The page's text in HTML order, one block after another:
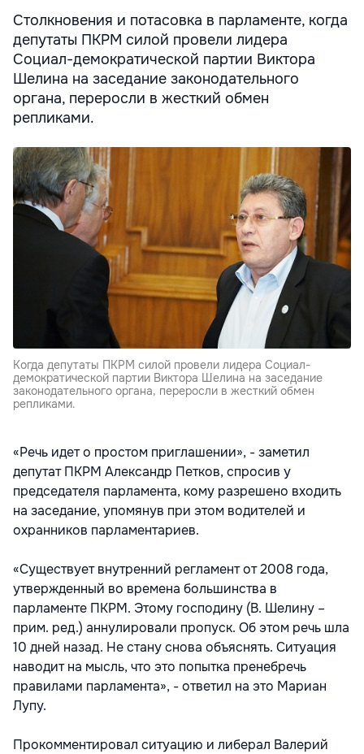
Столкновения и потасовка в парламенте, когда
депутаты ПКРМ силой провели лидера
Социал-демократической партии Виктора
Шелина на заседание законодательного
органа, переросли в жесткий обмен
репликами.
Kогда депутаты ПКРМ силой провели лидера Социал-
демократической партии Виктора Шелина на заседание
законодательного органа, переросли в жесткий обмен
репликами.
«Речь идет о простом приглашении», - заметил
депутат ПКРМ Александр Петков, спросив у
председателя парламента, кому разрешено входить
на заседание, упомянув при этом водителей и
охранников парламентариев.
«Существует внутренний регламент от 2008 года,
утвержденный во времена большинства в
парламенте ПКРМ. Этому господину (В. Шелину –
прим. ред.) аннулировали пропуск. Об этом речь шла
10 дней назад. Не стану снова объяснять. Ситуация
наводит на мысль, что это попытка пренебречь
правилами парламента», - ответил на это Мариан
Лупу.
Прокомментировал ситуацию и либерал Валерий